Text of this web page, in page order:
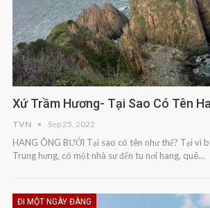
Xứ Trầm Hương- Tại Sao Có Tên
TVN Sep 25, 2022
HANG ÔNG BƯỞI Tại sao có tên như thế? Tại vì
Trung hưng, có một nhà sư đến tu nơi hang, quê…
ĐI MỘT NGÀY ĐÀNG